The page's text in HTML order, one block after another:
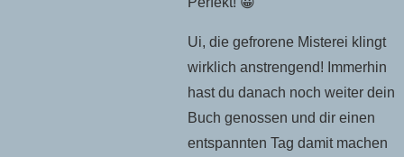
Ui, die gefrorene Misterei klingt
wirklich anstrengend! Immerhin
hast du danach noch weiter dein
Buch genossen und dir einen
entspannten Tag damit machen